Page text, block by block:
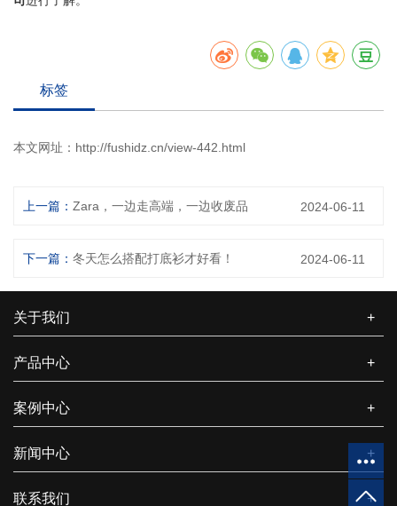
标签
本文网址： http://fushidz.cn/view-442.html
上一篇： Zara，一边走高端，一边收废品 2024-06-11
下一篇： 冬天怎么搭配打底衫才好看！ 2024-06-11
关于我们 +
产品中心 +
案例中心 +
新闻中心 +
联系我们 +